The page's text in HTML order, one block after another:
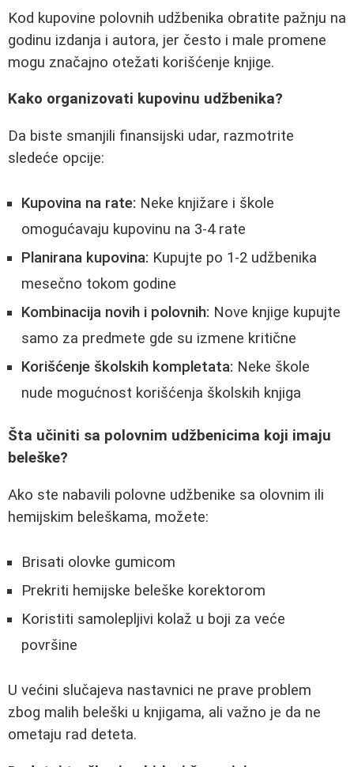
Kod kupovine polovnih udžbenika obratite pažnju na
godinu izdanja i autora, jer često i male promene
mogu značajno otežati korišćenje knjige.
Kako organizovati kupovinu udžbenika?
Da biste smanjili finansijski udar, razmotrite
sledeće opcije:
Kupovina na rate: Neke knjižare i škole
omogućavaju kupovinu na 3-4 rate
Planirana kupovina: Kupujte po 1-2 udžbenika
mesečno tokom godine
Kombinacija novih i polovnih: Nove knjige kupujte
samo za predmete gde su izmene kritične
Korišćenje školskih kompletata: Neke škole
nude mogućnost korišćenja školskih knjiga
Šta učiniti sa polovnim udžbenicima koji imaju
beleške?
Ako ste nabavili polovne udžbenike sa olovnim ili
hemijskim beleškama, možete:
Brisati olovke gumicom
Prekriti hemijske beleške korektorom
Koristiti samolepljivi kolaž u boji za veće
površine
U većini slučajeva nastavnici ne prave problem
zbog malih beleški u knjigama, ali važno je da ne
ometaju rad deteta.